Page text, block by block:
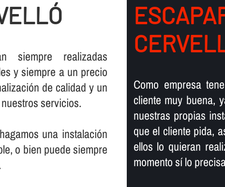
siempre realizadas
y siempre a un precio
de calidad y un
servicios.
una instalación
o bien puede siempre
Como empresa
cliente muy buena,
nuestras propias
que el cliente pida,
ellos lo quieran
momento sí­ lo